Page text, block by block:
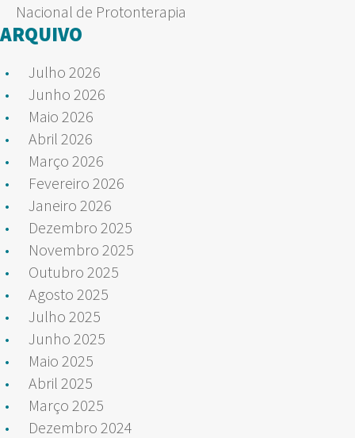
Nacional de Protonterapia
ARQUIVO
Julho 2026
Junho 2026
Maio 2026
Abril 2026
Março 2026
Fevereiro 2026
Janeiro 2026
Dezembro 2025
Novembro 2025
Outubro 2025
Agosto 2025
Julho 2025
Junho 2025
Maio 2025
Abril 2025
Março 2025
Dezembro 2024